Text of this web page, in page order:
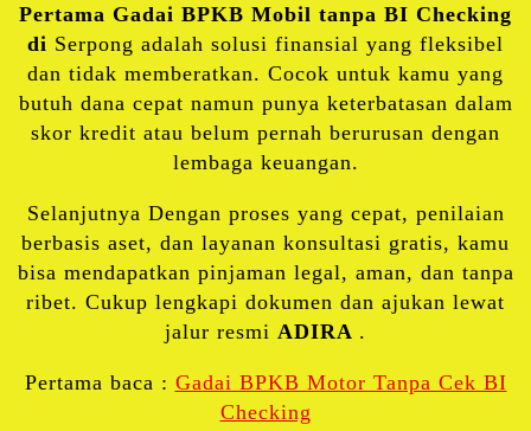
Pertama Gadai BPKB Mobil tanpa BI Checking
di Serpong adalah solusi finansial yang fleksibel
dan tidak memberatkan. Cocok untuk kamu yang
butuh dana cepat namun punya keterbatasan dalam
skor kredit atau belum pernah berurusan dengan
lembaga keuangan.
Selanjutnya Dengan proses yang cepat, penilaian
berbasis aset, dan layanan konsultasi gratis, kamu
bisa mendapatkan pinjaman legal, aman, dan tanpa
ribet. Cukup lengkapi dokumen dan ajukan lewat
jalur resmi ADIRA .
Pertama baca : Gadai BPKB Motor Tanpa Cek BI
Checking